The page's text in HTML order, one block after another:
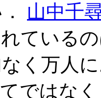
山中千
ている
く万人
ではな